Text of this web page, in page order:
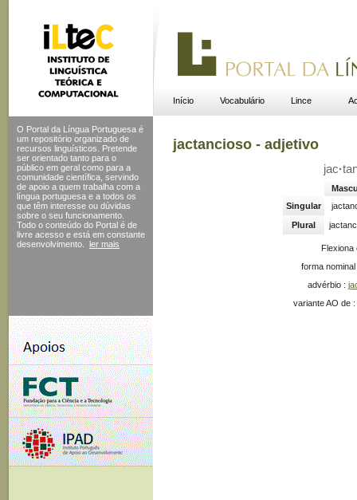
Início Vocabulário Lince
O Portal da Língua Portuguesa é
um repositório organizado de
recursos linguísticos. Pretende
ser orientado tanto para o
público em geral como para a
comunidade científica, servindo
de apoio a quem trabalha com a
língua portuguesa e a todos os
que têm interesse ou dúvidas
sobre o seu funcionamento.
Todo o conteúdo do Portal é de
livre acesso e está em constante
desenvolvimento.
ler mais
jactancioso - adjetivo
jac·
Singular
Plural
forma
advérbio :
variante AO de :